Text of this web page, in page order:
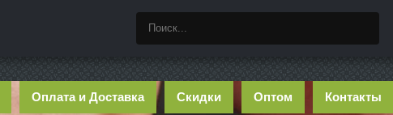
Оплата и Доставка Скидки Оптом Контакты